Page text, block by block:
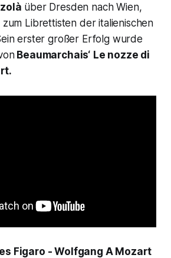
über Dresden nach Wien,
zum Librettisten der italienischen
erster großer Erfolg wurde
Beaumarchais‘ Le nozze di
Figaro - Wolfgang A Mozart